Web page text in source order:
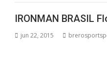
IRONMAN BRASIL
jun 22, 2015